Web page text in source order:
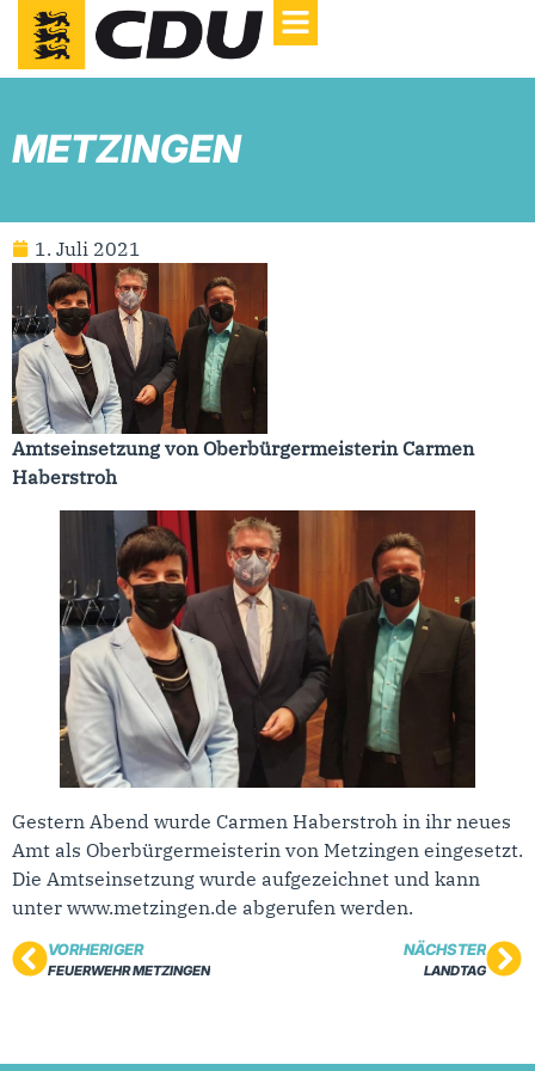
METZINGEN
1. Juli 2021
Amtseinsetzung von Oberbürgermeisterin Carmen
Haberstroh
Gestern Abend wurde Carmen Haberstroh in ihr neues
Amt als Oberbürgermeisterin von Metzingen eingesetzt.
Die Amtseinsetzung wurde aufgezeichnet und kann
unter www.metzingen.de abgerufen werden.
VORHERIGER
FEUERWEHR METZINGEN
NÄCHSTER
LANDTAG